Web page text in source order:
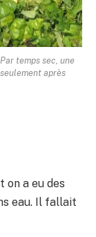
temps sec, une
après
on a eu des
eau. Il fallait